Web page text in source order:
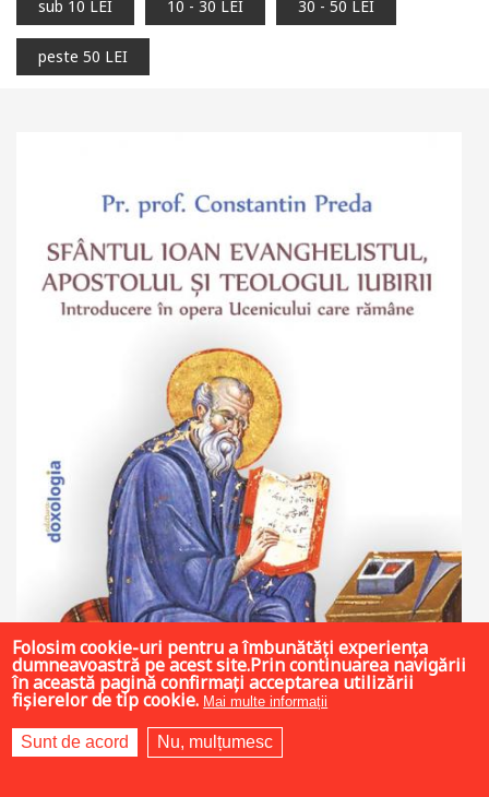
sub 10 LEI 10 - 30 LEI 30 - 50 LEI
peste 50 LEI
Folosim cookie-uri pentru a îmbunătăți experiența
dumneavoastră pe acest site.Prin continuarea navigării
în această pagină confirmați acceptarea utilizării
fișierelor de tip cookie. Mai multe informații
Sunt de acord Nu, mulțumesc